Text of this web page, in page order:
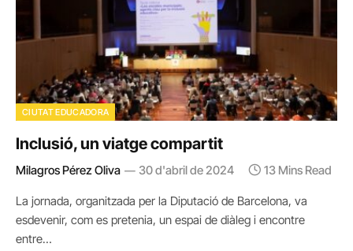
CIUTAT EDUCADORA
Inclusió, un viatge compartit
Milagros Pérez Oliva 30 d'abril de 2024 13 Mins Read
La jornada, organitzada per la Diputació de Barcelona, va
esdevenir, com es pretenia, un espai de diàleg i encontre
entre…